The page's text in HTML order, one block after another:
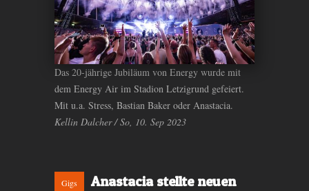
Das 20-jährige Jubiläum von Energy wurde mit
dem Energy Air im Stadion Letzigrund gefeiert.
Mit u.a. Stress, Bastian Baker oder Anastacia.
Kellin Dalcher / So, 10. Sep 2023
Gigs
Anastacia stellte neuen